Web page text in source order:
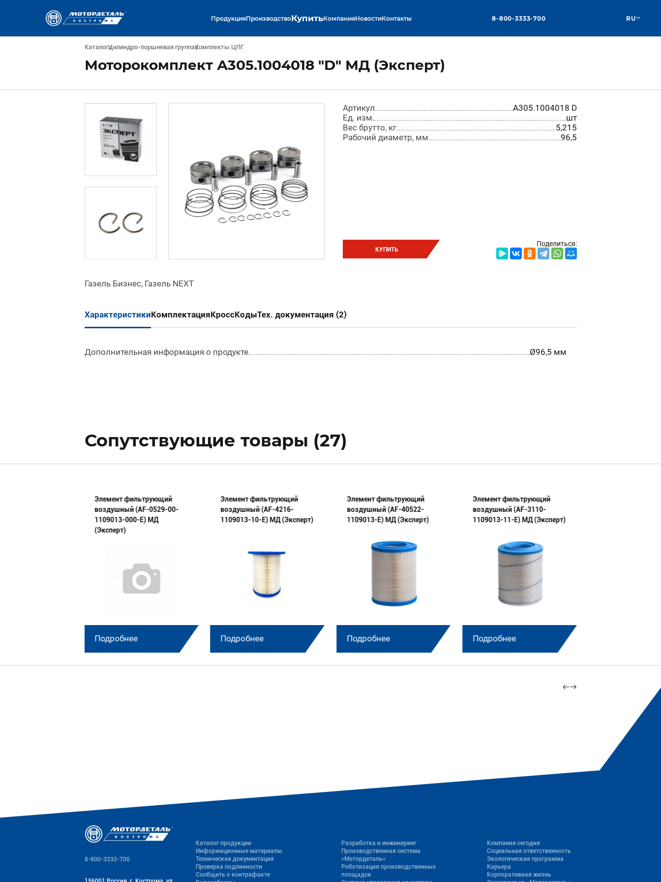
ПродукцияПроизводствоКупитьКомпанияНовостиКонтакты 8-800-3333-700 RU
КаталогЦилиндро-поршневая группаКомплекты ЦПГ
Моторокомплект А305.1004018 "D" МД (Эксперт)
Артикул
А305.1004018 D
Ед. изм.
шт
Вес брутто, кг
5,215
Рабочий диаметр, мм
96,5
КУПИТЬ
Поделиться:
Газель Бизнес, Газель NEXT
ХарактеристикиКомплектацияКроссКодыТех. документация (2)
Дополнительная информация о продукте Ø96,5 мм
Сопутствующие товары (27)
Элемент фильтрующий
воздушный (AF-0529-00-
1109013-000-E) МД
(Эксперт)
Подробнее
Элемент фильтрующий
воздушный (AF-4216-
1109013-10-E) МД (Эксперт)
Подробнее
Элемент фильтрующий
воздушный (AF-40522-
1109013-E) МД (Эксперт)
Подробнее
Элемент фильтрующий
воздушный (AF-3110-
1109013-11-E) МД (Эксперт)
Подробнее
8-800-3333-700
Каталог продукции
Информационные материалы
Техническая документация
Проверка подлинности
Сообщить о контрафакте
Разработка и инжиниринг
Производственная система
«Mотордеталь»
Роботизация производственных
площадок
Компания сегодня
Социальная ответственность
Экологическая программа
Карьера
Корпоративная жизнь